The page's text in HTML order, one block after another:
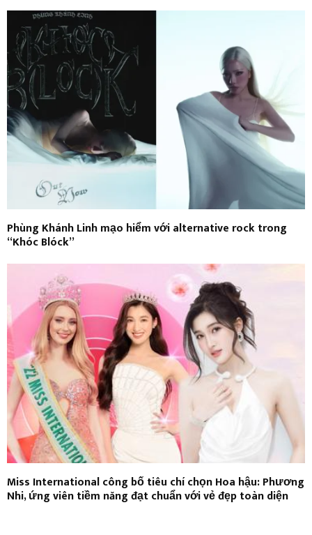
Phùng Khánh Linh mạo hiểm với alternative rock trong
“Khóc Blóck”
Miss International công bố tiêu chí chọn Hoa hậu: Phương
Nhi, ứng viên tiềm năng đạt chuẩn với vẻ đẹp toàn diện